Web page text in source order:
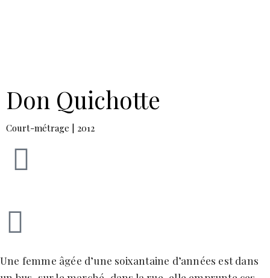
Don Quichotte
Court-métrage | 2012
Une femme âgée d’une soixantaine d’années est dans